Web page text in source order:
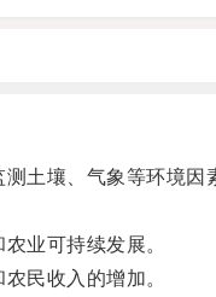
壤、气象等环境因
业可持续发展。
民收入的增加。